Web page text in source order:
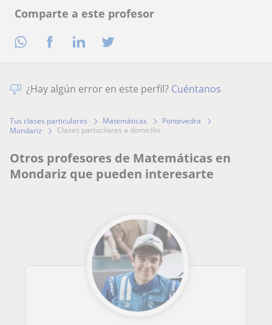
Comparte a este profesor
¿Hay algún error en este perfil? Cuéntanos
Tus clases particulares Matemáticas
Pontevedra
Mondariz
clases partucilares a domicilio
Otros profesores de Matemáticas en
Mondariz que pueden interesarte